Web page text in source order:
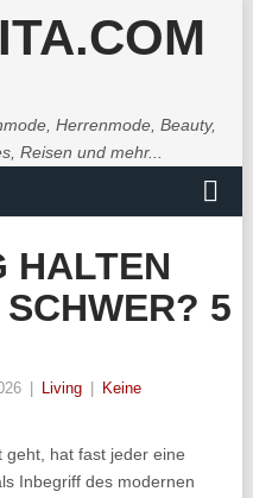
Herrenmode, Beauty,
Reisen und mehr...
HALTEN
5
Living
Keine
hat fast jeder eine
Inbegriff des modernen